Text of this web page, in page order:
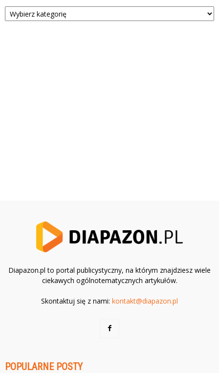
Kategorie
Diapazon.pl to portal publicystyczny, na którym znajdziesz wiele
ciekawych ogólnotematycznych artykułów.
Skontaktuj się z nami: kontakt@diapazon.pl
POPULARNE POSTY